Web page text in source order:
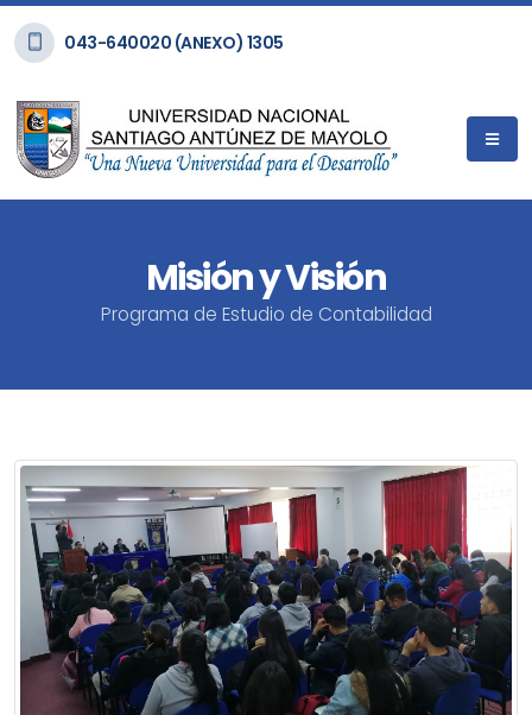
043-640020 (ANEXO) 1305
Misión y Visión
Programa de Estudio de Contabilidad